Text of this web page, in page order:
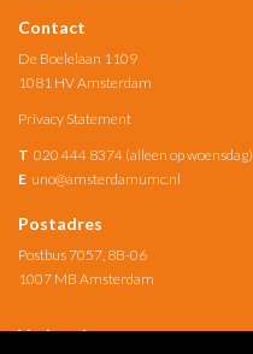
Contact
De Boelelaan 1109
1081 HV Amsterdam
Privacy Statement
T 020 444 8374 (alleen op woensdag)
E uno@amsterdamumc.nl
Postadres
Postbus 7057, 8B-06
1007 MB Amsterdam
Verbonden met